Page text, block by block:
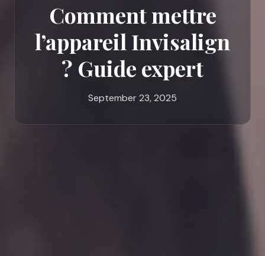
Comment mettre
l’appareil Invisalign
? Guide expert
September 23, 2025